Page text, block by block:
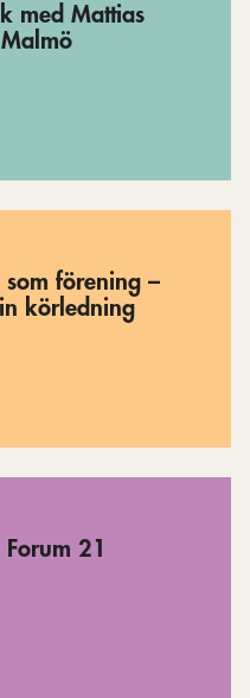
med Mattias
förening –
körledning
21